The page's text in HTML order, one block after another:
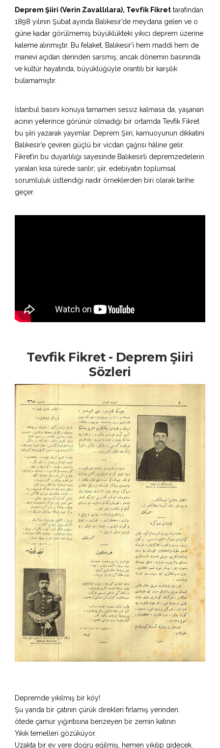
Deprem Şiiri (Verin Zavallılara), Tevfik Fikret tarafından
1898 yılının Şubat ayında Balıkesir’de meydana gelen ve o
güne kadar görülmemiş büyüklükteki yıkıcı deprem üzerine
kaleme alınmıştır. Bu felaket, Balıkesir’i hem maddi hem de
manevi açıdan derinden sarsmış; ancak dönemin basınında
ve kültür hayatında, büyüklüğüyle orantılı bir karşılık
bulamamıştır.
İstanbul basını konuya tamamen sessiz kalmasa da, yaşanan
acının yeterince görünür olmadığı bir ortamda Tevfik Fikret
bu şiiri yazarak yayımlar. Deprem Şiiri, kamuoyunun dikkatini
Balıkesir’e çeviren güçlü bir vicdan çağrısı hâline gelir.
Fikret’in bu duyarlılığı sayesinde Balıkesirli depremzedelerin
yaraları kısa sürede sarılır; şiir, edebiyatın toplumsal
sorumluluk üstlendiği nadir örneklerden biri olarak tarihe
geçer.
Tevfik Fikret - Deprem Şiiri
Sözleri
Depremde yıkılmış bir köy!
Şu yanda bir çatının çürük direkleri fırlamış yerinden.
ötede çamur yığıntısına benzeyen bir zemin katının
Yıkık temelleri gözüküyor.
Uzakta bir ev yere doğru eğilmiş, hemen yıkılıp gidecek.